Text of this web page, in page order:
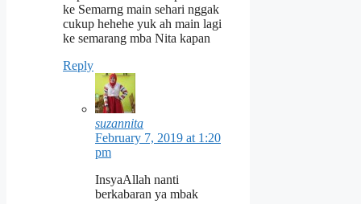
ke Semarng main sehari nggak
cukup hehehe yuk ah main lagi
ke semarang mba Nita kapan
Reply
suzannita
February 7, 2019 at 1:20
pm
InsyaAllah nanti
berkabaran ya mbak